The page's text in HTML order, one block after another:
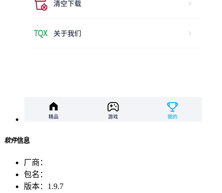
软件信息
厂商：
包名：
版本： 1.9.7